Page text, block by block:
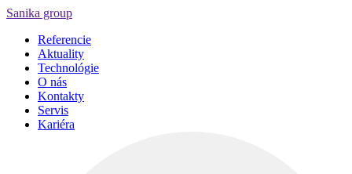
Sanika group
Referencie
Aktuality
Technológie
O nás
Kontakty
Servis
Kariéra